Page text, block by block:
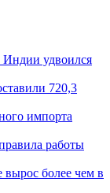
Индии удвоился
720,3
импорта
работы
более чем в